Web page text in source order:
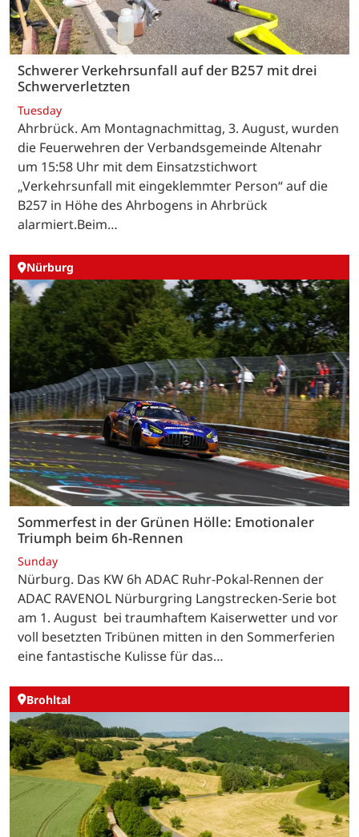
Schwerer Verkehrsunfall auf der B257 mit drei
Schwerverletzten
Tuesday
Ahrbrück. Am Montagnachmittag, 3. August, wurden
die Feuerwehren der Verbandsgemeinde Altenahr
um 15:58 Uhr mit dem Einsatzstichwort
„Verkehrsunfall mit eingeklemmter Person“ auf die
B257 in Höhe des Ahrbogens in Ahrbrück
alarmiert.Beim…
Nürburg
Sommerfest in der Grünen Hölle: Emotionaler
Triumph beim 6h-Rennen
Sunday
Nürburg. Das KW 6h ADAC Ruhr-Pokal-Rennen der
ADAC RAVENOL Nürburgring Langstrecken-Serie bot
am 1. August bei traumhaftem Kaiserwetter und vor
voll besetzten Tribünen mitten in den Sommerferien
eine fantastische Kulisse für das…
Brohltal